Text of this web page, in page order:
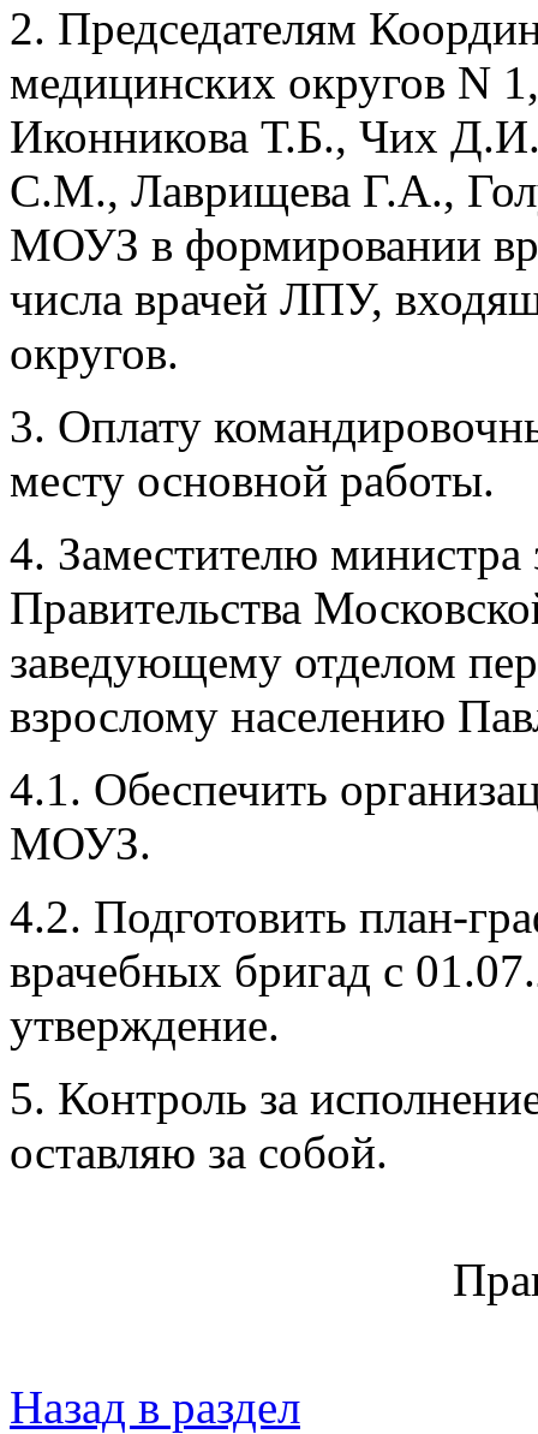
2. Председателям
медицинских округов N
Иконникова Т.Б., Чих
С.М., Лаврищева Г.А.,
МОУЗ в формировании
числа врачей ЛПУ,
округов.
3. Оплату
месту основной работы.
4. Заместителю министра
Правительства
заведующему отделом
взрослому населению
4.1. Обеспечить
МОУЗ.
4.2. Подготовить план-
врачебных бригад с
утверждение.
5. Контроль за
оставляю за собой.
Назад в раздел